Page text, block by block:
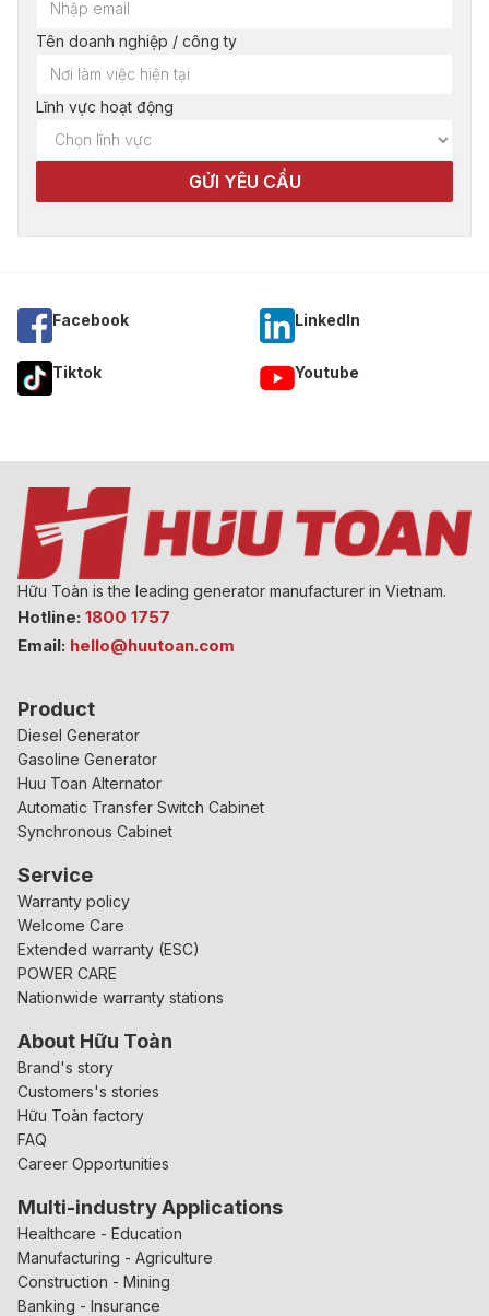
Tên doanh nghiệp / công ty
Lĩnh vực hoạt động
Facebook Linkedln
Tiktok Youtube
Hữu Toàn is the leading generator manufacturer in Vietnam.
Hotline: 1800 1757
Email: hello@huutoan.com
Product
Diesel Generator
Gasoline Generator
Huu Toan Alternator
Automatic Transfer Switch Cabinet
Synchronous Cabinet
Service
Warranty policy
Welcome Care
Extended warranty (ESC)
POWER CARE
Nationwide warranty stations
About Hữu Toàn
Brand's story
Customers's stories
Hữu Toàn factory
FAQ
Career Opportunities
Multi-industry Applications
Healthcare - Education
Manufacturing - Agriculture
Construction - Mining
Banking - Insurance